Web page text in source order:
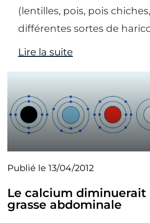
(lentilles, pois, pois
différentes sortes de
Lire la suite
Publié le 13/04/2012
Le calcium diminuerait
grasse abdominale